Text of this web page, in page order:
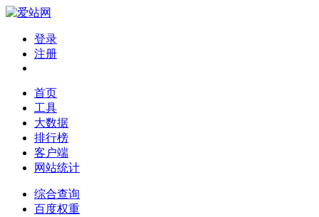
登录
注册
首页
工具
大数据
排行榜
客户端
网站统计
综合查询
百度权重